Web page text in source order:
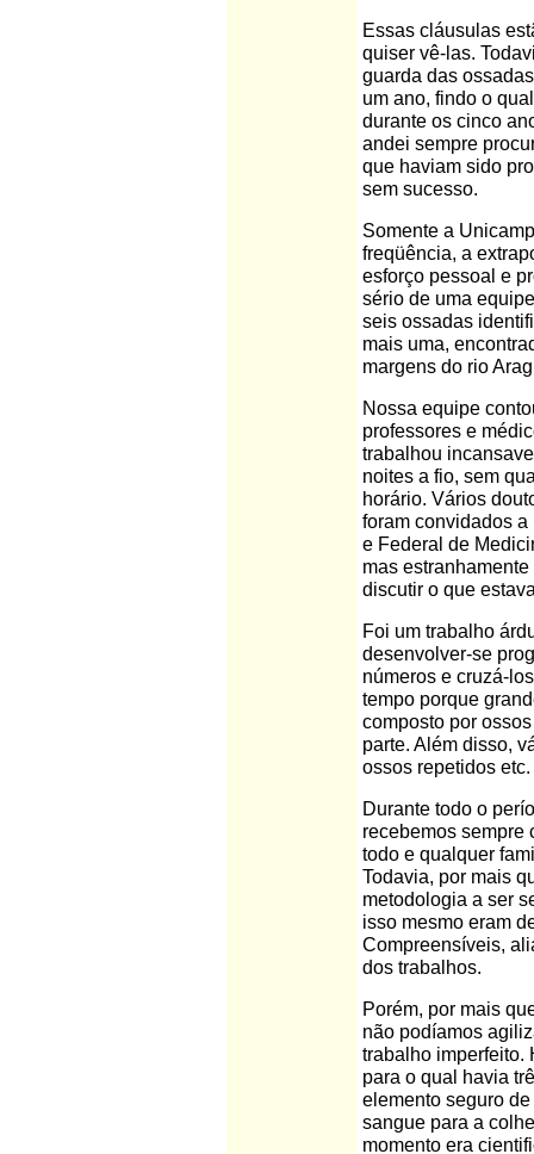
Essas cláusulas
quiser vê-las.
guarda das
um ano, findo o
durante os cinco
andei sempre
que haviam sido
sem sucesso.
Somente a
freqüência, a
esforço pessoal e
sério de uma
seis ossadas
mais uma,
margens do rio
Nossa equipe
professores e
trabalhou
noites a fio, sem
horário. Vários
foram convidados
e Federal de
mas
discutir o que
Foi um trabalho
desenvolver-se
números e cruzá-
tempo porque
composto por
parte. Além disso,
ossos repetidos etc.
Durante todo o
recebemos sempre
todo e qualquer
Todavia, por mais
metodologia a ser
isso mesmo eram
Compreensíveis,
dos trabalhos.
Porém, por mais
não podíamos
trabalho imperfeito.
para o qual havia
elemento seguro
sangue para a
momento era